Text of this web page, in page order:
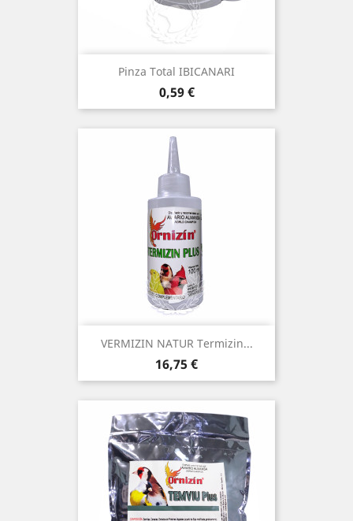
Pinza Total IBICANARI
Precio
0,59 €
VERMIZIN NATUR Termizin...
Precio
16,75 €